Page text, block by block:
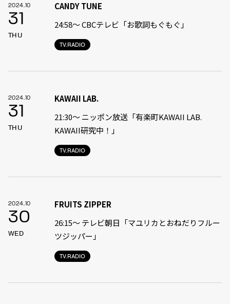
2024.10
31
THU
TV.RADIO
CANDY TUNE
24:58〜 CBCテレビ「お歌詞もぐもぐ」
2024.10
31
THU
TV.RADIO
KAWAII LAB.
21:30〜 ニッポン放送「有楽町KAWAII LAB.
KAWAII研究中！」
2024.10
30
WED
TV.RADIO
FRUITS ZIPPER
26:15～ テレビ朝日「マユリカとおねだりフルー
ツジッパー」